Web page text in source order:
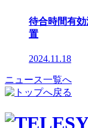
待合時間有
置
2024.11.18
ニュース一覧へ